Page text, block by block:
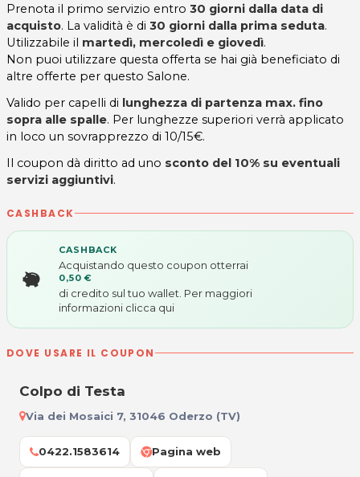
Prenota il primo servizio entro 30 giorni dalla data di
acquisto. La validità è di 30 giorni dalla prima seduta.
Utilizzabile il martedì, mercoledì e giovedì.
Non puoi utilizzare questa offerta se hai già beneficiato di
altre offerte per questo Salone.
Valido per capelli di lunghezza di partenza max. fino
sopra alle spalle. Per lunghezze superiori verrà applicato
in loco un sovrapprezzo di 10/15€.
Il coupon dà diritto ad uno sconto del 10% su eventuali
servizi aggiuntivi.
CASHBACK
CASHBACK
Acquistando questo coupon otterrai
0,50 €
di credito sul tuo wallet. Per maggiori
informazioni clicca qui
DOVE USARE IL COUPON
Colpo di Testa
Via dei Mosaici 7, 31046 Oderzo (TV)
0422.1583614 Pagina web